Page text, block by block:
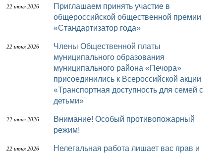
22 июня 2026
Приглашаем принять участие в
общероссийской общественной премии
«Стандартизатор года»
22 июня 2026
Члены Общественной платы
муниципального образования
муниципального района «Печора»
присоединились к Всероссийской акции
«Транспортная доступность для семей с
детьми»
22 июня 2026
Внимание! Особый противопожарный
режим!
22 июня 2026
Нелегальная работа лишает вас прав и